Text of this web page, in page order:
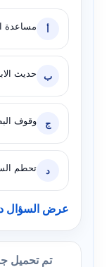
أ مساعدة
ب حديث
ج وقوف
د تحطم
عرض السؤال
تم تحميل